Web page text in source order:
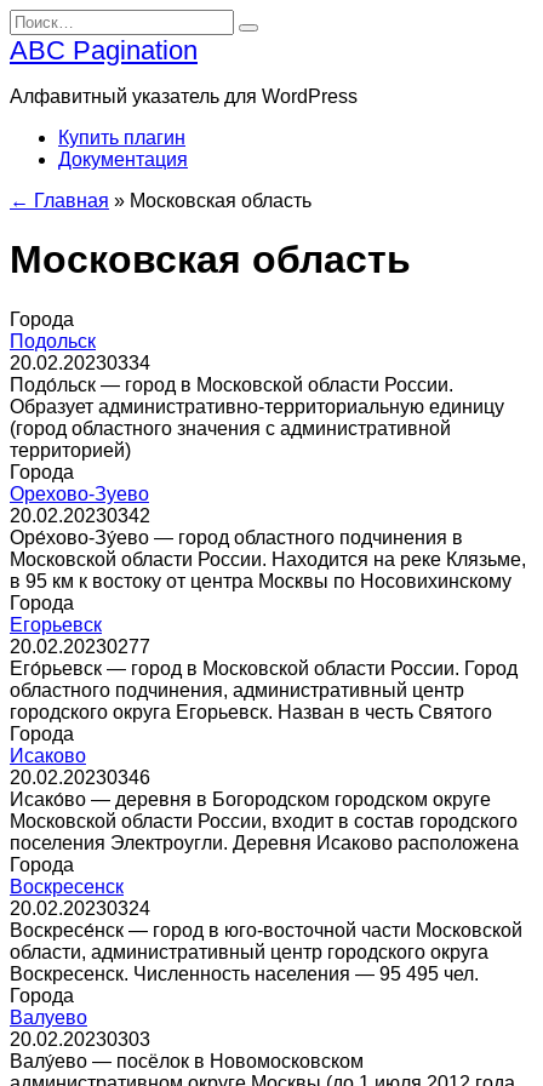
Перейти
к
содержанию
Search
for:
ABC Pagination
Алфавитный указатель для WordPress
Купить плагин
Документация
← Главная » Московская область
Московская область
Города
Подольск
20.02.20230334
Подо́льск — город в Московской области России.
Образует административно-территориальную единицу
(город областного значения с административной
территорией)
Города
Орехово-Зуево
20.02.20230342
Оре́хово-Зу́ево — город областного подчинения в
Московской области России. Находится на реке Клязьме,
в 95 км к востоку от центра Москвы по Носовихинскому
Города
Егорьевск
20.02.20230277
Его́рьевск — город в Московской области России. Город
областного подчинения, административный центр
городского округа Егорьевск. Назван в честь Святого
Города
Исаково
20.02.20230346
Исако́во — деревня в Богородском городском округе
Московской области России, входит в состав городского
поселения Электроугли. Деревня Исаково расположена
Города
Воскресенск
20.02.20230324
Воскресе́нск — город в юго-восточной части Московской
области, административный центр городского округа
Воскресенск. Численность населения — 95 495 чел.
Города
Валуево
20.02.20230303
Валу́ево — посёлок в Новомосковском